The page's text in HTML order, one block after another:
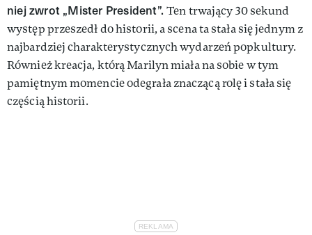
niej zwrot „Mister President”.Ten trwający 30 sekund
występ przeszedł do historii, a scena ta stała się jednym z
najbardziej charakterystycznych wydarzeń popkultury.
Również kreacja, którą Marilyn miała na sobie w tym
pamiętnym momencie odegrała znaczącą rolę i stała się
częścią historii.